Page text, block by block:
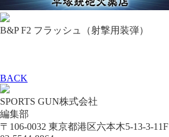
B&P F2 フラッシュ（射撃用装弾）
BACK
SPORTS GUN株式会社
編集部
〒106-0032 東京都港区六本木5-13-3-11F